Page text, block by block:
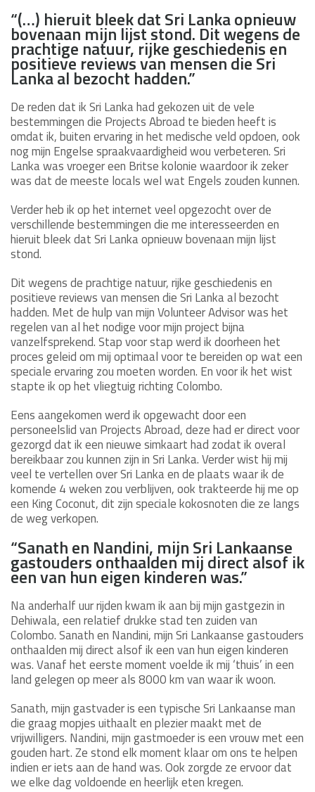
“(…) hieruit bleek dat Sri Lanka opnieuw
bovenaan mijn lijst stond. Dit wegens de
prachtige natuur, rijke geschiedenis en
positieve reviews van mensen die Sri
Lanka al bezocht hadden.”
De reden dat ik Sri Lanka had gekozen uit de vele
bestemmingen die Projects Abroad te bieden heeft is
omdat ik, buiten ervaring in het medische veld opdoen, ook
nog mijn Engelse spraakvaardigheid wou verbeteren. Sri
Lanka was vroeger een Britse kolonie waardoor ik zeker
was dat de meeste locals wel wat Engels zouden kunnen.
Verder heb ik op het internet veel opgezocht over de
verschillende bestemmingen die me interesseerden en
hieruit bleek dat Sri Lanka opnieuw bovenaan mijn lijst
stond.
Dit wegens de prachtige natuur, rijke geschiedenis en
positieve reviews van mensen die Sri Lanka al bezocht
hadden. Met de hulp van mijn Volunteer Advisor was het
regelen van al het nodige voor mijn project bijna
vanzelfsprekend. Stap voor stap werd ik doorheen het
proces geleid om mij optimaal voor te bereiden op wat een
speciale ervaring zou moeten worden. En voor ik het wist
stapte ik op het vliegtuig richting Colombo.
Eens aangekomen werd ik opgewacht door een
personeelslid van Projects Abroad, deze had er direct voor
gezorgd dat ik een nieuwe simkaart had zodat ik overal
bereikbaar zou kunnen zijn in Sri Lanka. Verder wist hij mij
veel te vertellen over Sri Lanka en de plaats waar ik de
komende 4 weken zou verblijven, ook trakteerde hij me op
een King Coconut, dit zijn speciale kokosnoten die ze langs
de weg verkopen.
“Sanath en Nandini, mijn Sri Lankaanse
gastouders onthaalden mij direct alsof ik
een van hun eigen kinderen was.”
Na anderhalf uur rijden kwam ik aan bij mijn gastgezin in
Dehiwala, een relatief drukke stad ten zuiden van
Colombo. Sanath en Nandini, mijn Sri Lankaanse gastouders
onthaalden mij direct alsof ik een van hun eigen kinderen
was. Vanaf het eerste moment voelde ik mij ‘thuis’ in een
land gelegen op meer als 8000 km van waar ik woon.
Sanath, mijn gastvader is een typische Sri Lankaanse man
die graag mopjes uithaalt en plezier maakt met de
vrijwilligers. Nandini, mijn gastmoeder is een vrouw met een
gouden hart. Ze stond elk moment klaar om ons te helpen
indien er iets aan de hand was. Ook zorgde ze ervoor dat
we elke dag voldoende en heerlijk eten kregen.